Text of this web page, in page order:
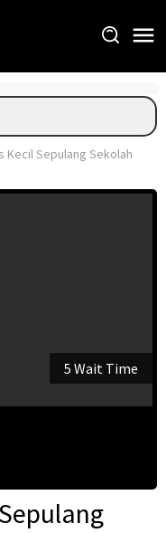
Kecil Sepulang Sekolah
5 Wait Time